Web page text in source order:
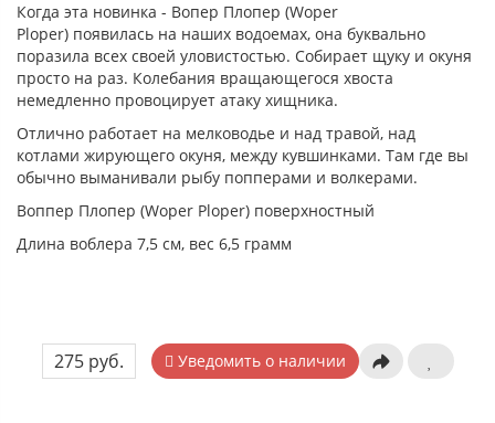
Когда эта новинка - Вопер Плопер (Woper
Ploper) появилась на наших водоемах, она буквально
поразила всех своей уловистостью. Собирает щуку и окуня
просто на раз. Колебания вращающегося хвоста
немедленно провоцирует атаку хищника.
Отлично работает на мелководье и над травой, над
котлами жирующего окуня, между кувшинками. Там где вы
обычно выманивали рыбу попперами и волкерами.
Воппер Плопер (Woper Ploper) поверхностный
Длина воблера 7,5 см, вес 6,5 грамм
275 руб. Уведомить о наличии